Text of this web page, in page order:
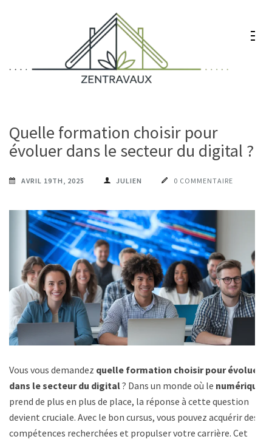
Quelle formation choisir pour
évoluer dans le secteur du digital ?
AVRIL 19TH, 2025 JULIEN 0 COMMENTAIRE
Vous vous demandez quelle formation choisir pour évoluer
dans le secteur du digital? Dans un monde où le numérique
prend de plus en plus de place, la réponse à cette question
devient cruciale. Avec le bon cursus, vous pouvez acquérir des
compétences recherchées et propulser votre carrière. Cet